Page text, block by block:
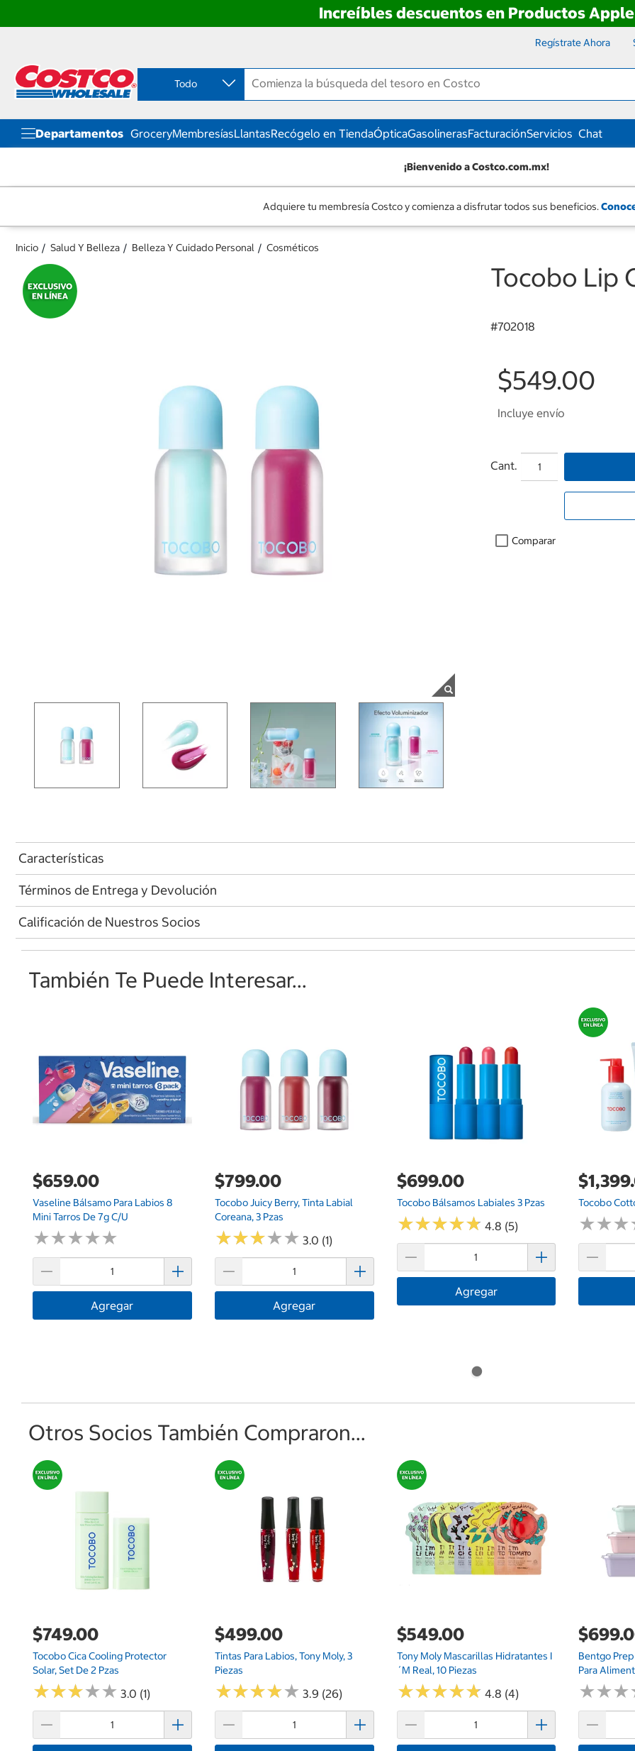
Increíbles descuentos en Productos Apple
contenido
menú
navegación
Regístrate Ahora
Todo
Departamentos GroceryMembresíasLlantasRecógelo en TiendaÓpticaGasolinerasFacturaciónServicios Chat
¡Bienvenido a Costco.com.mx!
Adquiere tu membresía Costco y comienza a disfrutar todos sus beneficios.
Inicio Salud Y Belleza Belleza Y Cuidado Personal Cosméticos
Tocobo Lip
#702018
$549.00
Incluye envío
Cant.
Comparar
Características
Términos de Entrega y Devolución
Calificación de Nuestros Socios
También Te Puede Interesar...
$659.00
Vaseline Bálsamo Para Labios 8
Mini Tarros De 7g C/u
★★★★★
★★★★★
Agregar
$799.00
Tocobo Juicy Berry, Tinta Labial
Coreana, 3 Pzas
★★★★★
★★★★★ 3.0 (1)
Agregar
$699.00
Tocobo Bálsamos Labiales 3 Pzas
★★★★★
★★★★★ 4.8 (5)
Agregar
Tocobo
★★★
★★★
Otros Socios También Compraron...
$749.00
Tocobo Cica Cooling Protector
Solar, Set De 2 Pzas
★★★★★
★★★★★ 3.0 (1)
$499.00
Tintas Para Labios, Tony Moly, 3
Piezas
★★★★★
★★★★★ 3.9 (26)
$549.00
Tony Moly Mascarillas Hidratantes I
´m Real, 10 Piezas
★★★★★
★★★★★ 4.8 (4)
Bentgo
Para
★★★
★★★